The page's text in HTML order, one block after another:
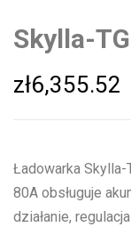
Skylla-
zł6,355.52
Ładowarka
80A obsługuje
działanie,